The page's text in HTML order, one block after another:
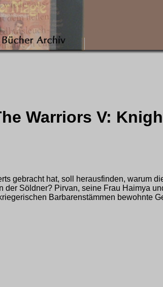
Warriors V:
gebracht hat, soll herausfinden, warum
der Söldner? Pirvan, seine Frau Haimya
Barbarenstämmen bewohnte